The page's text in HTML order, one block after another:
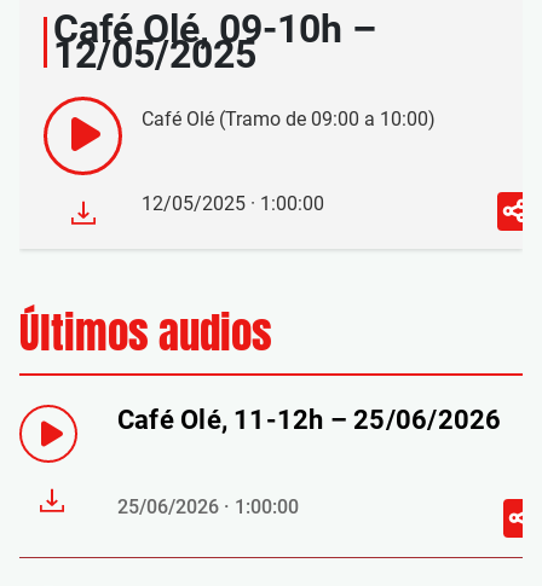
Café Olé, 09-10h –
12/05/2025
Café Olé (Tramo de 09:00 a 10:00)
12/05/2025 · 1:00:00
Últimos audios
Café Olé, 11-12h – 25/06/2026
25/06/2026 · 1:00:00